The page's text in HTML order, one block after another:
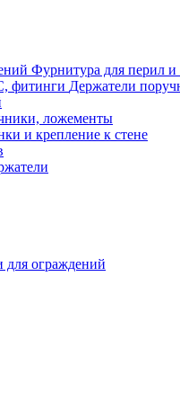
Фурнитура для перил и
Держатели
ложементы
и крепление к стене
для ограждений